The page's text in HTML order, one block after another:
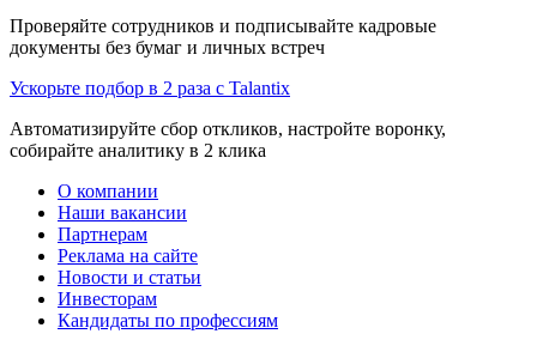
Проверяйте сотрудников и подписывайте кадровые
документы без бумаг и личных встреч
Ускорьте подбор в 2 раза с Talantix
Автоматизируйте сбор откликов, настройте воронку,
собирайте аналитику в 2 клика
О компании
Наши вакансии
Партнерам
Реклама на сайте
Новости и статьи
Инвесторам
Кандидаты по профессиям